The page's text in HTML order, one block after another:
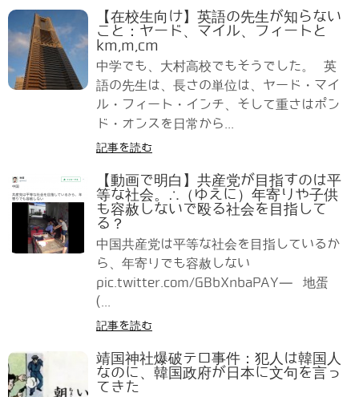
【在校生向け】英語の先生が知らない
こと：ヤード、マイル、フィートと
km,m,cm
中学でも、大村高校でもそうでした。 英
語の先生は、長さの単位は、ヤード・マイ
ル・フィート・インチ、そして重さはポン
ド・オンスを日常から...
記事を読む
【動画で明白】共産党が目指すのは平
等な社会。∴（ゆえに）年寄りや子供
も容赦しないで殴る社会を目指して
る？
中国共産党は平等な社会を目指しているか
ら、年寄りでも容赦しない
pic.twitter.com/GBbXnbaPAY— 地蛋
(...
記事を読む
靖国神社爆破テロ事件：犯人は韓国人
なのに、韓国政府が日本に文句を言っ
てきた